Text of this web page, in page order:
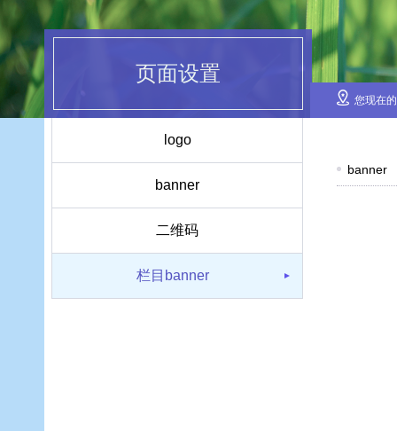
页面设置
logo
banner
二维码
栏目banner
您现在
banner